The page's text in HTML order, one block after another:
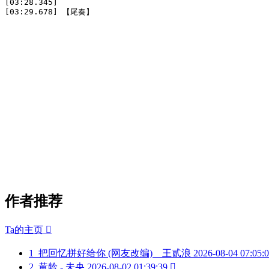
[03:28.345]
[03:29.678] 【尾奏】
作者推荐
Ta的主页 
1 把回忆拼好给你 (网友改编)__王贰浪 2026-08-04
2 黄龄 - 未央 2026-08-02 01:39:39 